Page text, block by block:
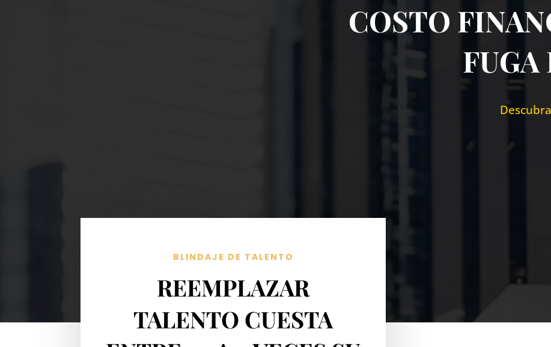
COSTO
FUGA
BLINDAJE DE TALENTO
REEMPLAZAR
TALENTO CUESTA